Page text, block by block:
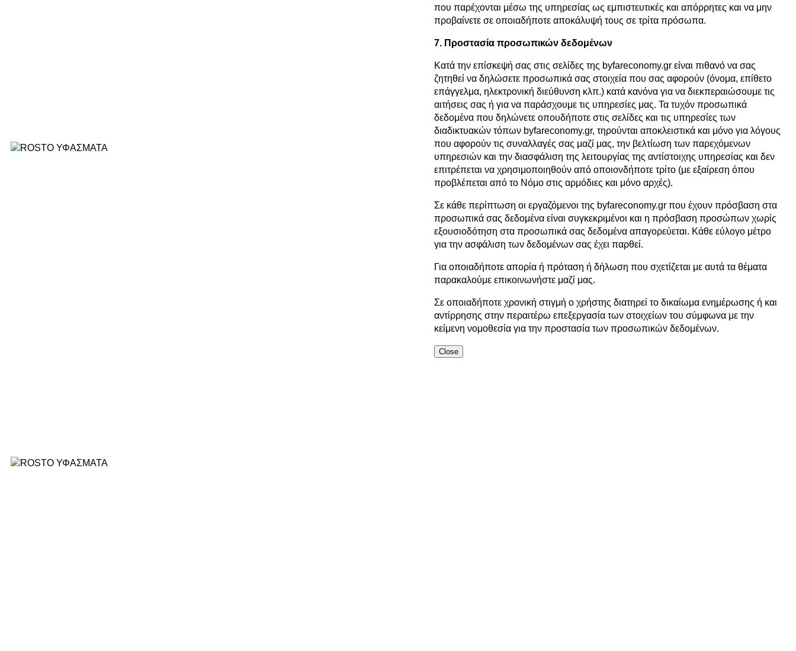
που παρέχονται μέσω της υπηρεσίας ως εμπιστευτικές και απόρρητες και να μην
προβαίνετε σε οποιαδήποτε αποκάλυψή τους σε τρίτα πρόσωπα.
7. Προστασία προσωπικών δεδομένων
Κατά την επίσκεψή σας στις σελίδες της byfareconomy.gr είναι πιθανό να σας
ζητηθεί να δηλώσετε προσωπικά σας στοιχεία που σας αφορούν (όνομα, επίθετο
επάγγελμα, ηλεκτρονική διεύθυνση κλπ.) κατά κανόνα για να διεκπεραιώσουμε τις
αιτήσεις σας ή για να παράσχουμε τις υπηρεσίες μας. Τα τυχόν προσωπικά
δεδομένα που δηλώνετε οπουδήποτε στις σελίδες και τις υπηρεσίες των
διαδικτυακών τόπων byfareconomy.gr, τηρούνται αποκλειστικά και μόνο για λόγους
που αφορούν τις συναλλαγές σας μαζί μας, την βελτίωση των παρεχόμενων
υπηρεσιών και την διασφάλιση της λειτουργίας της αντίστοιχης υπηρεσίας και δεν
επιτρέπεται να χρησιμοποιηθούν από οποιονδήποτε τρίτο (με εξαίρεση όπου
προβλέπεται από το Νόμο στις αρμόδιες και μόνο αρχές).
Σε κάθε περίπτωση οι εργαζόμενοι της byfareconomy.gr που έχουν πρόσβαση στα
προσωπικά σας δεδομένα είναι συγκεκριμένοι και η πρόσβαση προσώπων χωρίς
εξουσιοδότηση στα προσωπικά σας δεδομένα απαγορεύεται. Κάθε εύλογο μέτρο
για την ασφάλιση των δεδομένων σας έχει παρθεί.
Για οποιαδήποτε απορία ή πρόταση ή δήλωση που σχετίζεται με αυτά τα θέματα
παρακαλούμε επικοινωνήστε μαζί μας.
Σε οποιαδήποτε χρονική στιγμή ο χρήστης διατηρεί το δικαίωμα ενημέρωσης ή και
αντίρρησης στην περαιτέρω επεξεργασία των στοιχείων του σύμφωνα με την
κείμενη νομοθεσία για την προστασία των προσωπικών δεδομένων.
Close